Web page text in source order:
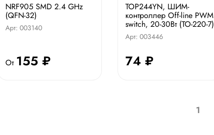
NRF905 SMD 2.4 GHz
(QFN-32)
Арт: 003140
От 155 ₽
TOP244YN, ШИМ-
контроллер Off-line PWM
switch, 20-30Вт (TO-220-7)
Арт: 003446
74 ₽
1